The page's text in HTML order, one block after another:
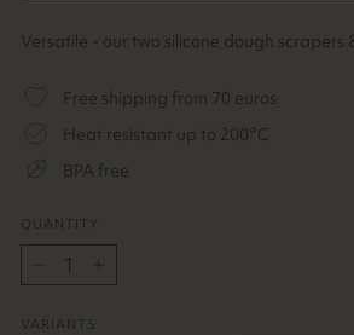
Versatile - our two silicone dough scrapers
Free shipping from 70 euros
Heat resistant up to 200°C
BPA free
QUANTITY
VARIANTS